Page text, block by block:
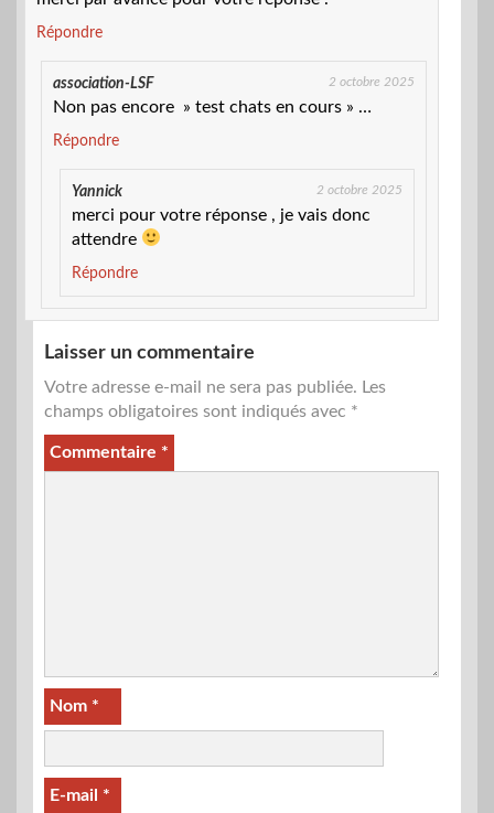
Répondre
association-LSF 2 octobre 2025
Non pas encore » test chats en cours » …
Répondre
Yannick 2 octobre 2025
merci pour votre réponse , je vais donc
attendre
Répondre
Laisser un commentaire
Votre adresse e-mail ne sera pas publiée. Les
champs obligatoires sont indiqués avec *
Commentaire *
Nom *
E-mail *